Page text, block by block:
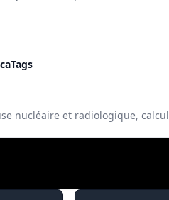
nucléaire et radiologique,